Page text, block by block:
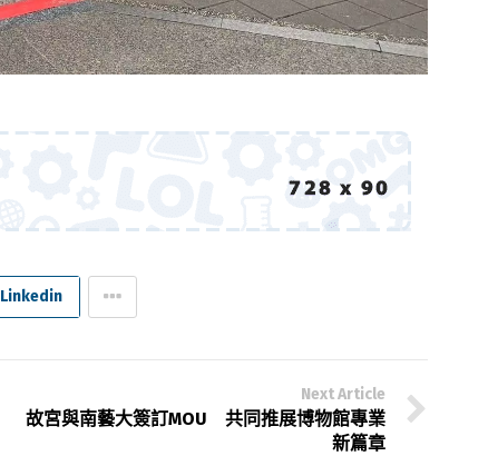
Linkedin
Next Article
故宮與南藝大簽訂MOU 共同推展博物館專業
新篇章